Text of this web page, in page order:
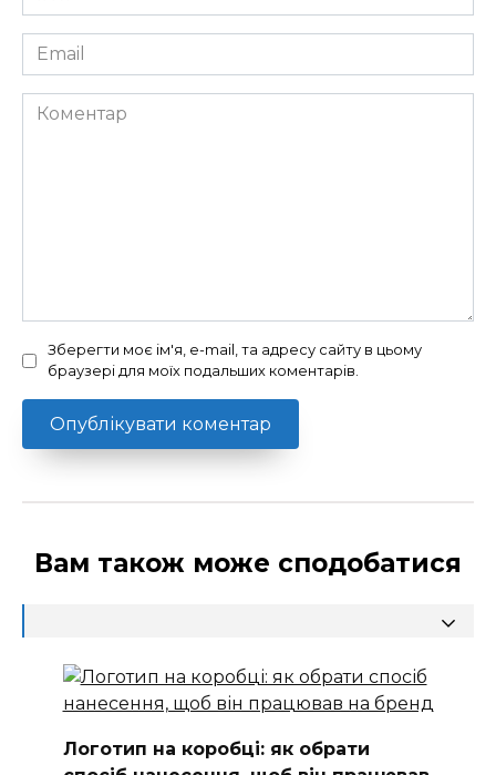
*
Email
*
Коментар
Зберегти моє ім'я, e-mail, та адресу сайту в цьому
браузері для моїх подальших коментарів.
Вам також може сподобатися
Логотип на коробці: як обрати